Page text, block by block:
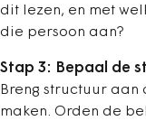
dit lezen, en met
die persoon aan?
Stap 3: Bepaal de
Breng structuur
maken. Orden de